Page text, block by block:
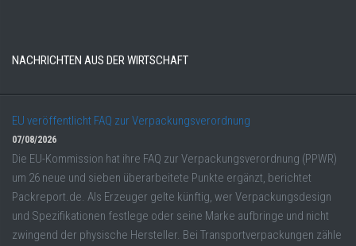
NACHRICHTEN AUS DER WIRTSCHAFT
EU veröffentlicht FAQ zur Verpackungsverordnung
07/08/2026
Die EU-Kommission hat ihre FAQ zur Verpackungsverordnung (PPWR)
um 26 neue und sieben überarbeitete Punkte ergänzt, berichtet
Packreport.de. Als Erzeuger gelte künftig, wer Verpackungsdesign
und Spezifikationen festlege oder seine Marke aufbringe und nicht
zwingend der physische Hersteller. Bei Transportverpackungen zähle